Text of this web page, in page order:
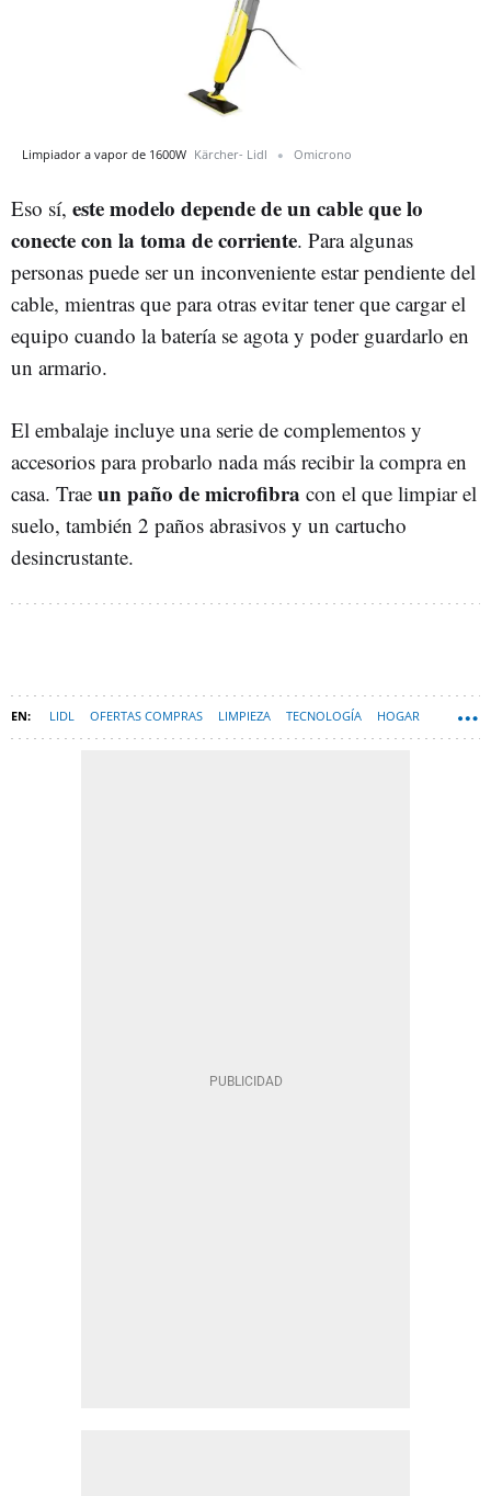
Limpiador a vapor de 1600W Kärcher- Lidl Omicrono
Eso sí, este modelo depende de un cable que lo
conecte con la toma de corriente. Para algunas
personas puede ser un inconveniente estar pendiente del
cable, mientras que para otras evitar tener que cargar el
equipo cuando la batería se agota y poder guardarlo en
un armario.
El embalaje incluye una serie de complementos y
accesorios para probarlo nada más recibir la compra en
casa. Trae un paño de microfibra con el que limpiar el
suelo, también 2 paños abrasivos y un cartucho
desincrustante.
LIDL OFERTAS COMPRAS LIMPIEZA TECNOLOGÍA HOGAR